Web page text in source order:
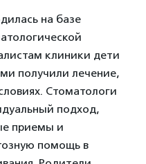
на базе
клиники дети
получили лечение,
Стоматологи
подход,
приемы и
помощь в